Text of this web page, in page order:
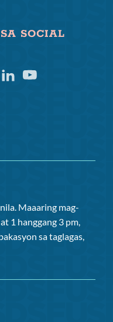
SOCIAL
LinkedinYoutube
Maaaring mag-
1 hanggang 3 pm,
sa taglagas,